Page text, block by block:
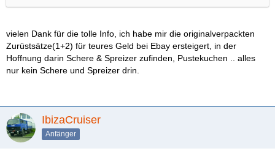
vielen Dank für die tolle Info, ich habe mir die originalverpackten
Zurüstsätze(1+2) für teures Geld bei Ebay ersteigert, in der
Hoffnung darin Schere & Spreizer zufinden, Pustekuchen .. alles
nur kein Schere und Spreizer drin.
IbizaCruiser
Anfänger